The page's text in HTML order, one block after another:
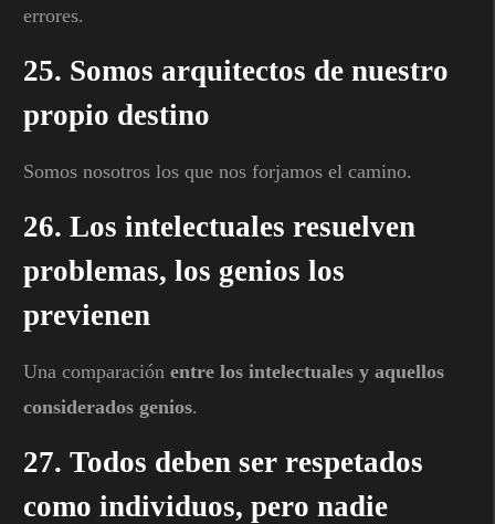
errores.
25. Somos arquitectos de nuestro
propio destino
Somos nosotros los que nos forjamos el camino.
26. Los intelectuales resuelven
problemas, los genios los
previenen
Una comparación entre los intelectuales y aquellos
considerados genios.
27. Todos deben ser respetados
como individuos, pero nadie